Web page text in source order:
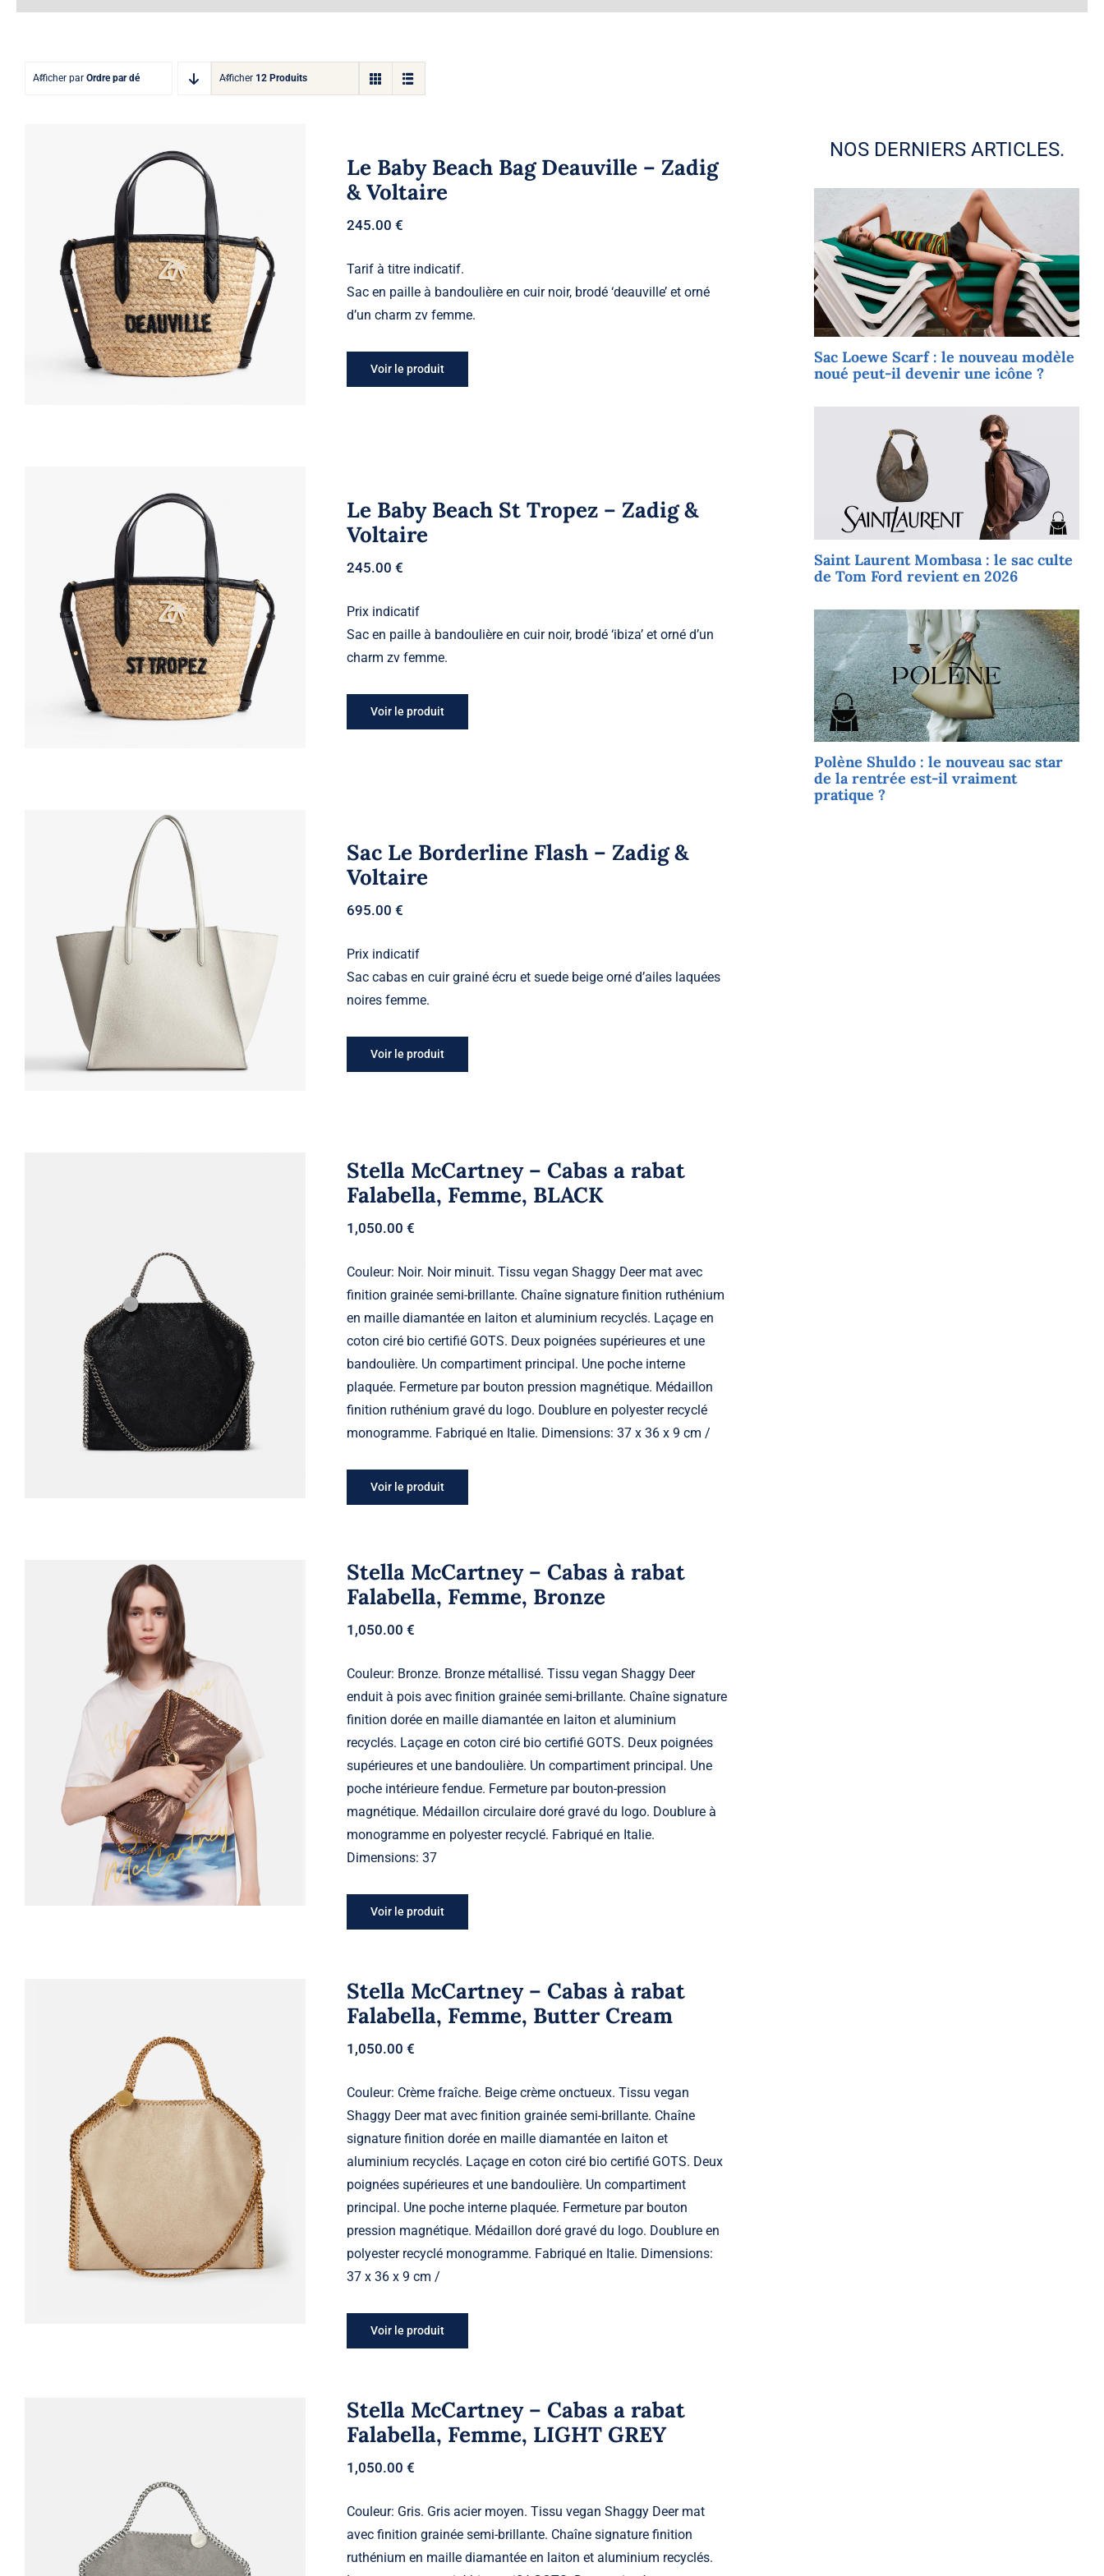
Afficher par Ordre par défaut Afficher 12 Produits
Le Baby Beach Bag Deauville –
Zadig & Voltaire
Le Baby Beach Bag Deauville – Zadig
& Voltaire
245.00 €
Tarif à titre indicatif.
Sac en paille à bandoulière en cuir noir, brodé ‘deauville’ et orné
d’un charm zv femme.
Voir le produit
Le Baby Beach St Tropez – Zadig
& Voltaire
Le Baby Beach St Tropez – Zadig &
Voltaire
245.00 €
Prix indicatif
Sac en paille à bandoulière en cuir noir, brodé ‘ibiza’ et orné d’un
charm zv femme.
Voir le produit
Sac Le Borderline Flash – Zadig &
Sac Le Borderline Flash – Zadig &
Voltaire
695.00 €
Prix indicatif
Sac cabas en cuir grainé écru et suede beige orné d’ailes laquées
noires femme.
Voir le produit
Stella McCartney – Cabas a rabat
Falabella, Femme, BLACK
Stella McCartney – Cabas a rabat
Falabella, Femme, BLACK
1,050.00 €
Couleur: Noir. Noir minuit. Tissu vegan Shaggy Deer mat avec
finition grainée semi-brillante. Chaîne signature finition ruthénium
en maille diamantée en laiton et aluminium recyclés. Laçage en
coton ciré bio certifié GOTS. Deux poignées supérieures et une
bandoulière. Un compartiment principal. Une poche interne
plaquée. Fermeture par bouton pression magnétique. Médaillon
finition ruthénium gravé du logo. Doublure en polyester recyclé
monogramme. Fabriqué en Italie. Dimensions: 37 x 36 x 9 cm /
Voir le produit
Stella McCartney – Cabas à rabat
Falabella, Femme, Bronze
Stella McCartney – Cabas à rabat
Falabella, Femme, Bronze
1,050.00 €
Couleur: Bronze. Bronze métallisé. Tissu vegan Shaggy Deer
enduit à pois avec finition grainée semi-brillante. Chaîne signature
finition dorée en maille diamantée en laiton et aluminium
recyclés. Laçage en coton ciré bio certifié GOTS. Deux poignées
supérieures et une bandoulière. Un compartiment principal. Une
poche intérieure fendue. Fermeture par bouton-pression
magnétique. Médaillon circulaire doré gravé du logo. Doublure à
monogramme en polyester recyclé. Fabriqué en Italie.
Dimensions: 37
Voir le produit
Stella McCartney – Cabas à rabat
Falabella, Femme, Butter Cream
Stella McCartney – Cabas à rabat
Falabella, Femme, Butter Cream
1,050.00 €
Couleur: Crème fraîche. Beige crème onctueux. Tissu vegan
Shaggy Deer mat avec finition grainée semi-brillante. Chaîne
signature finition dorée en maille diamantée en laiton et
aluminium recyclés. Laçage en coton ciré bio certifié GOTS. Deux
poignées supérieures et une bandoulière. Un compartiment
principal. Une poche interne plaquée. Fermeture par bouton
pression magnétique. Médaillon doré gravé du logo. Doublure en
polyester recyclé monogramme. Fabriqué en Italie. Dimensions:
37 x 36 x 9 cm /
Voir le produit
Stella McCartney – Cabas a rabat
Stella McCartney – Cabas a rabat
Falabella, Femme, LIGHT GREY
1,050.00 €
Couleur: Gris. Gris acier moyen. Tissu vegan Shaggy Deer mat
avec finition grainée semi-brillante. Chaîne signature finition
ruthénium en maille diamantée en laiton et aluminium recyclés.
NOS DERNIERS ARTICLES.
Sac Loewe Scarf : le nouveau modèle
noué peut-il devenir une icône ?
Saint Laurent Mombasa : le sac culte
de Tom Ford revient en 2026
Polène Shuldo : le nouveau sac star
de la rentrée est-il vraiment
pratique ?